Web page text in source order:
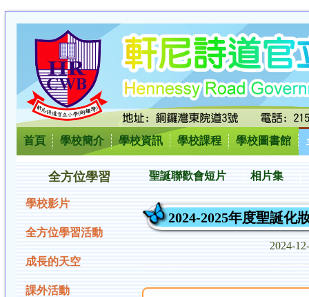
首頁 學校簡介 學校資訊 學校課程 學校圖書館
全方位學習
學校影片
全方位學習活動
成長的天空
課外活動
聖誕聯歡會短片 相片集
2024-2025年度聖誕化
2024-